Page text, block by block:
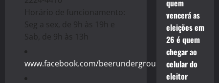
Horário de funcionamento:
Seg a sex, de 9h às 19h e
Sab, de 9h às 13h
www.facebook.com/beerundergroundcenter
quem
vencerá as
eleições em
26 é quem
chegar ao
celular do
eleitor